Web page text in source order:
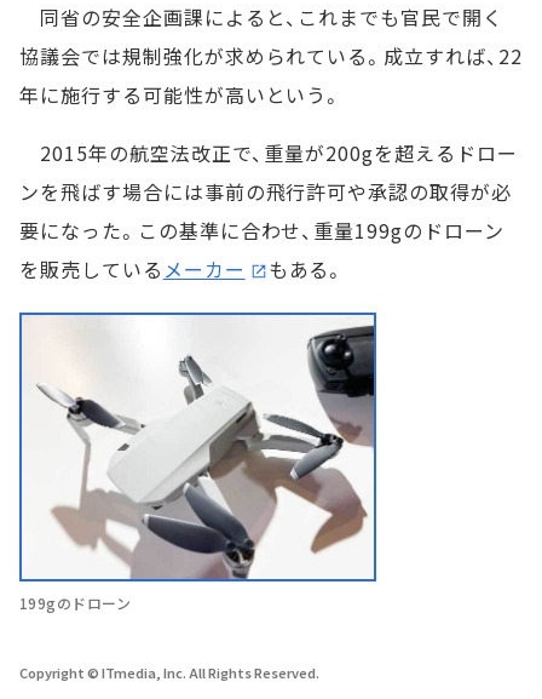
同省の安全企画課によると、これまでも官民で開く
協議会では規制強化が求められている。成立すれば、22
年に施行する可能性が高いという。
2015年の航空法改正で、重量が200gを超えるドロー
ンを飛ばす場合には事前の飛行許可や承認の取得が必
要になった。この基準に合わせ、重量199gのドローン
を販売している メーカー もある。
199gのドローン
Copyright © ITmedia, Inc. All Rights Reserved.